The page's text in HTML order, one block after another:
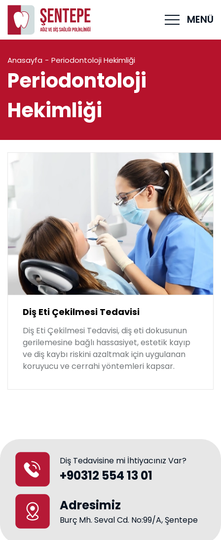
MENÜ
Anasayfa Periodontoloji Hekimliği
Periodontoloji
Hekimliği
Diş Eti Çekilmesi Tedavisi
Diş Eti Çekilmesi Tedavisi, diş eti dokusunun
gerilemesine bağlı hassasiyet, estetik kayıp
ve diş kaybı riskini azaltmak için uygulanan
koruyucu ve cerrahi yöntemleri kapsar.
Diş Tedavisine mi İhtiyacınız Var?
+90312 554 13 01
Adresimiz
Burç Mh. Seval Cd. No:99/A, Şentepe